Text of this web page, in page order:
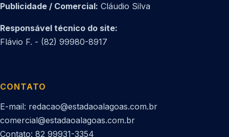
Publicidade / Comercial: Cláudio Silva
Responsável técnico do site:
Flávio F. - (82) 99980-8917
CONTATO
E-mail: redacao@estadaoalagoas.com.br
comercial@estadaoalagoas.com.br
Contato: 82 99931-3354